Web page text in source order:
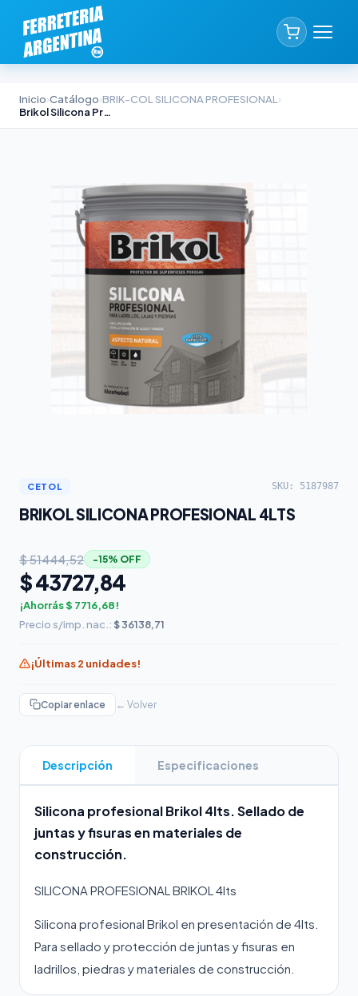
Inicio›Catálogo›BRIK-COL SILICONA PROFESIONAL ›
Brikol Silicona Profesional 4lts
CETOL SKU: 5187987
BRIKOL SILICONA PROFESIONAL 4LTS
$ 51444,52 −15% OFF
$ 43727,84
¡Ahorrás $ 7716,68!
Precio s/imp. nac.: $ 36138,71
¡Últimas 2 unidades!
Copiar enlace ← Volver
Descripción Especificaciones
Silicona profesional Brikol 4lts. Sellado de
juntas y fisuras en materiales de
construcción.
SILICONA PROFESIONAL BRIKOL 4lts
Silicona profesional Brikol en presentación de 4lts.
Para sellado y protección de juntas y fisuras en
ladrillos, piedras y materiales de construcción.